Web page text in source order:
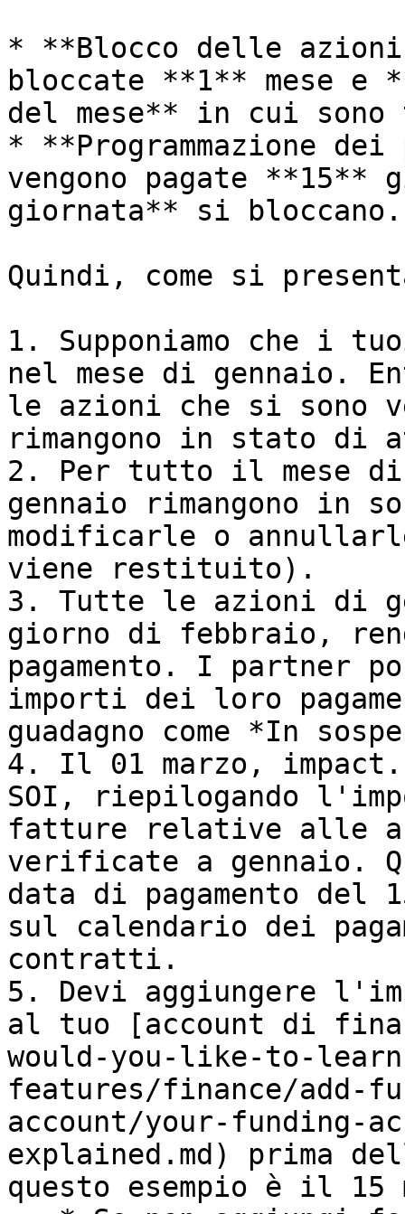
* **Blocco delle
bloccate **1** mese
del mese** in cui
* **Programmazione
vengono pagate
giornata** si bloccano.
Quindi, come si
1. Supponiamo che i
nel mese di gennaio.
le azioni che si sono
rimangono in stato di
2. Per tutto il mese
gennaio rimangono in
modificarle o
viene restituito).
3. Tutte le azioni di
giorno di febbraio,
pagamento. I partner
importi dei loro
guadagno come *In
4. Il 01 marzo,
SOI, riepilogando
fatture relative alle
verificate a gennaio.
data di pagamento del
sul calendario dei
contratti.
5. Devi aggiungere
al tuo [account di
would-you-like-to-
features/finance/add-
account/your-funding-
explained.md) prima
questo esempio è il 15